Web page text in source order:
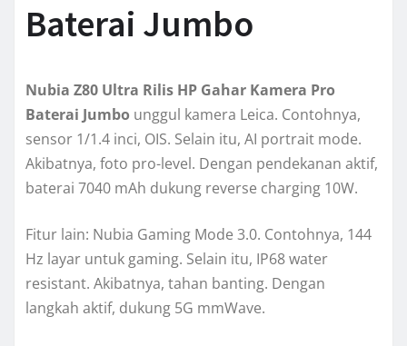
Baterai Jumbo
Nubia Z80 Ultra Rilis HP Gahar Kamera Pro
Baterai Jumbo unggul kamera Leica. Contohnya,
sensor 1/1.4 inci, OIS. Selain itu, AI portrait mode.
Akibatnya, foto pro-level. Dengan pendekanan aktif,
baterai 7040 mAh dukung reverse charging 10W.
Fitur lain: Nubia Gaming Mode 3.0. Contohnya, 144
Hz layar untuk gaming. Selain itu, IP68 water
resistant. Akibatnya, tahan banting. Dengan
langkah aktif, dukung 5G mmWave.